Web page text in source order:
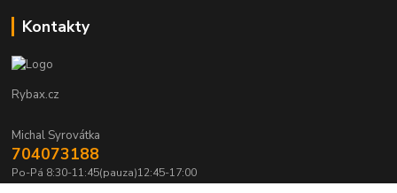
Kontakty
Rybax.cz
Michal Syrovátka
704073188
Po-Pá 8:30-11:45(pauza)12:45-17:00